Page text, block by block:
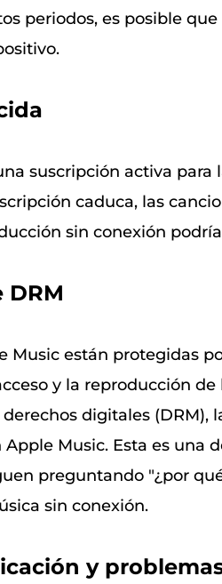
periodos, es posible
suscripción activa
caduca, las
sin conexión
DRM
Music están protegidas
y la reproducción de
digitales (DRM),
Music. Esta es una
preguntando "¿por
sin conexión.
y